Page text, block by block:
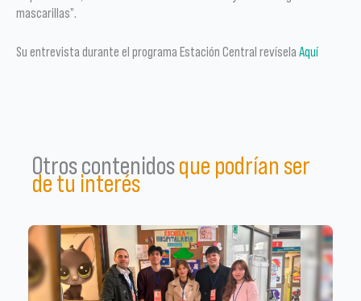
mascarillas”.
Su entrevista durante el programa Estación Central revísela Aquí
Otros contenidosque podrían ser
de tu interés